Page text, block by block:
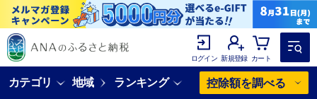
ログイン 新規登録 カート
カテゴリ 地域 ランキング 控除額を調べる